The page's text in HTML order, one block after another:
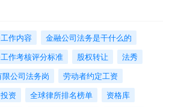
作内容
金融公司法务是干什么的
作考核评分标准 股权转让
法秀
公司法务岗
劳动者约定工资
资 全球律所排名榜单
资格库